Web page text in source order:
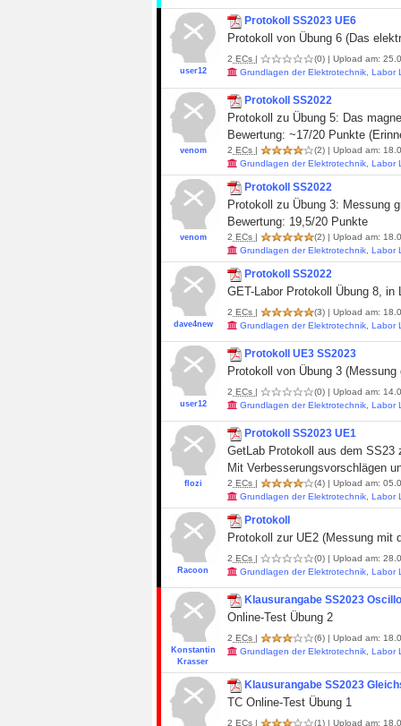
user12
Protokoll SS2023 UE6
Protokoll von Übung 6 (Das
2 ECs | (0) | Upload am:
Grundlagen der Elektrotechnik, Labor
venom
Protokoll SS2022
Protokoll zu Übung 5: Das
Bewertung: ~17/20 Punkte
2 ECs | (2) | Upload am:
Grundlagen der Elektrotechnik, Labor
venom
Protokoll SS2022
Protokoll zu Übung 3: Messung
Bewertung: 19,5/20 Punkte
2 ECs | (2) | Upload am:
Grundlagen der Elektrotechnik, Labor
dave4new
Protokoll SS2022
GET-Labor Protokoll Übung 8, in
2 ECs | (3) | Upload am:
Grundlagen der Elektrotechnik, Labor
user12
Protokoll UE3 SS2023
Protokoll von Übung 3
2 ECs | (0) | Upload am:
Grundlagen der Elektrotechnik, Labor
flozi
Protokoll SS2023 UE1
GetLab Protokoll aus dem SS23
Mit Verbesserungsvorschlägen
2 ECs | (4) | Upload am:
Grundlagen der Elektrotechnik, Labor
Racoon
Protokoll
Protokoll zur UE2 (Messung mit
2 ECs | (0) | Upload am:
Grundlagen der Elektrotechnik, Labor
Konstantin
Krasser
Klausurangabe SS2023
Online-Test Übung 2
2 ECs | (6) | Upload am:
Grundlagen der Elektrotechnik, Labor
Klausurangabe SS2023
TC Online-Test Übung 1
2 ECs | (1) | Upload am: